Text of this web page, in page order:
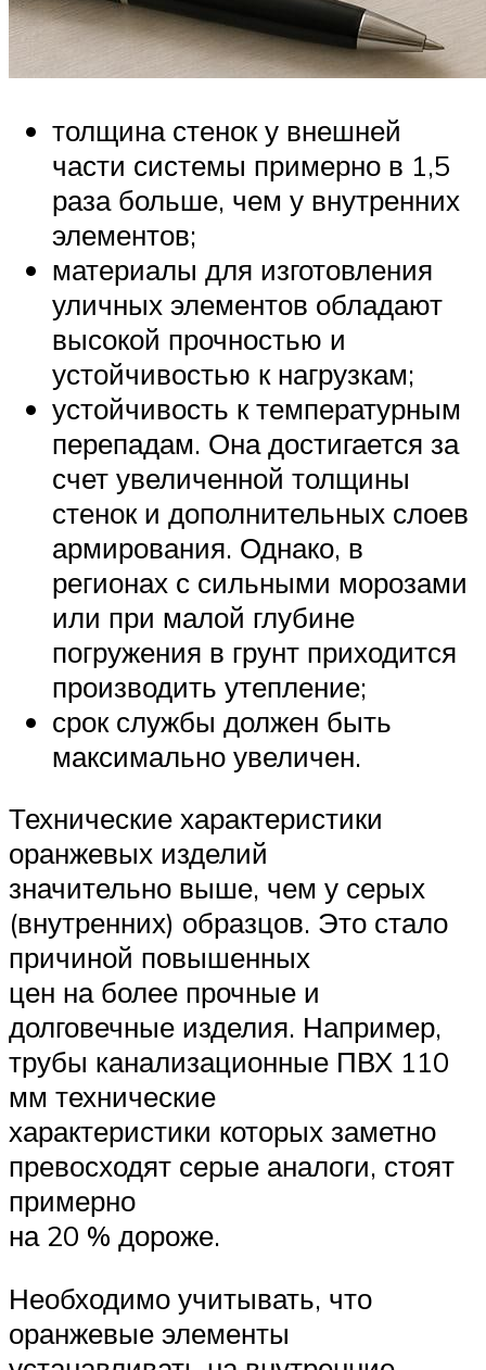
толщина стенок у внешней
части системы примерно в 1,5
раза больше, чем у внутренних
элементов;
материалы для изготовления
уличных элементов обладают
высокой прочностью и
устойчивостью к нагрузкам;
устойчивость к температурным
перепадам. Она достигается за
счет увеличенной толщины
стенок и дополнительных слоев
армирования. Однако, в
регионах с сильными морозами
или при малой глубине
погружения в грунт приходится
производить утепление;
срок службы должен быть
максимально увеличен.
Технические характеристики
оранжевых изделий
значительно выше, чем у серых
(внутренних) образцов. Это стало
причиной повышенных
цен на более прочные и
долговечные изделия. Например,
трубы канализационные ПВХ 110
мм технические
характеристики которых заметно
превосходят серые аналоги, стоят
примерно
на 20 % дороже.
Необходимо учитывать, что
оранжевые элементы